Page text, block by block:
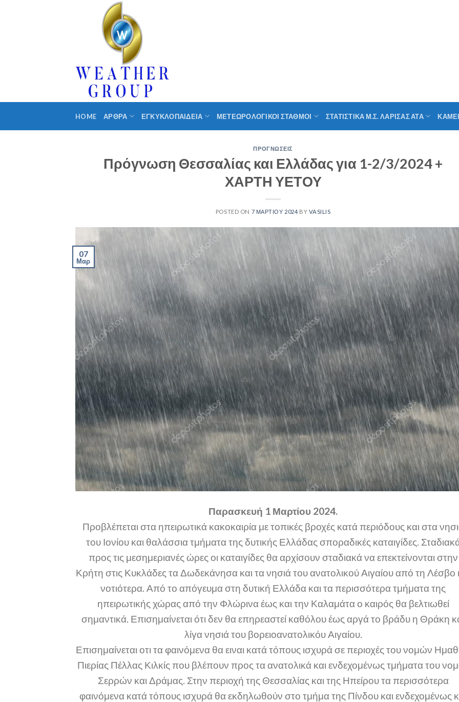
HOME ΑΡΘΡΑ ΕΓΚΥΚΛΟΠΑΙΔΕΙΑ ΜΕΤΕΩΡΟΛΟΓΙΚΟΙ ΣΤΑΘΜΟΙ ΣΤΑΤΙΣΤΙΚΑ Μ.Σ. ΛΑΡΙΣΑΣ ΑΤΑ
ΠΡΟΓΝΩΣΕΙΣ
Πρόγνωση Θεσσαλίας και Ελλάδας για 1-2/3/2024 +
ΧΑΡΤΗ ΥΕΤΟΥ
POSTED ON 7 ΜΑΡΤΊΟΥ 2024 BY VASILIS
07
Μαρ
Παρασκευή 1 Μαρτίου 2024.
Προβλέπεται στα ηπειρωτικά κακοκαιρία με τοπικές βροχές κατά περιόδους και στα
του Ιονίου και θαλάσσια τμήματα της δυτικής Ελλάδας σποραδικές καταιγίδες.
προς τις μεσημεριανές ώρες οι καταιγίδες θα αρχίσουν σταδιακά να επεκτείνονται στην
Κρήτη στις Κυκλάδες τα Δωδεκάνησα και τα νησιά του ανατολικού Αιγαίου από τη Λέσβο
νοτιότερα. Από το απόγευμα στη δυτική Ελλάδα και τα περισσότερα τμήματα της
ηπειρωτικής χώρας από την Φλώρινα έως και την Καλαμάτα ο καιρός θα βελτιωθεί
σημαντικά. Επισημαίνεται ότι δεν θα επηρεαστεί καθόλου έως αργά το βράδυ η Θράκη
λίγα νησιά του βορειοανατολικόυ Αιγαίου.
Επισημαίνεται οτι τα φαινόμενα θα ειναι κατά τόπους ισχυρά σε περιοχές του νομών
Πιερίας Πέλλας Κιλκίς που βλέπουν προς τα ανατολικά και ενδεχομένως τμήματα του
Σερρών και Δράμας. Στην περιοχή της Θεσσαλίας και της Ηπείρου τα περισσότερα
φαινόμενα κατά τόπους ισχυρά θα εκδηλωθούν στο τμήμα της Πίνδου και ενδεχομένως